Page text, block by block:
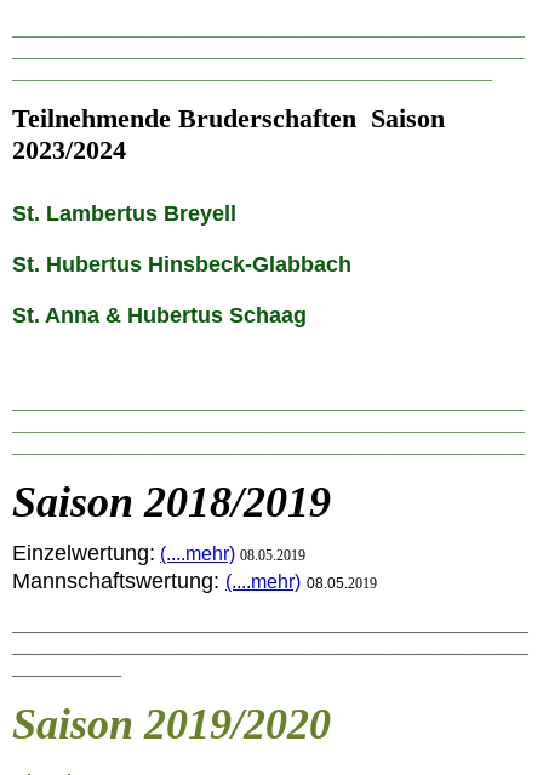
Teilnehmende Bruderschaften Saison
2023/2024
St. Lambertus Breyell
St. Hubertus Hinsbeck-Glabbach
St. Anna & Hubertus Schaag
Saison 2018/2019
Einzelwertung: (....mehr) 08.05.2019
Mannschaftswertung: (....mehr) 08.05.2019
Saison 2019/2020